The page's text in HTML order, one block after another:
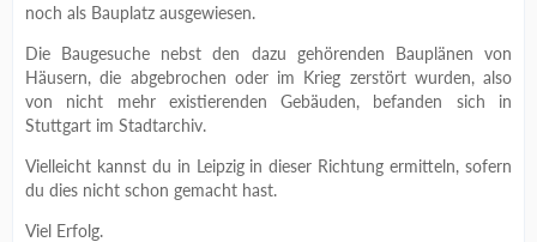
noch als Bauplatz ausgewiesen.
Die Baugesuche nebst den dazu gehörenden Bauplänen von
Häusern, die abgebrochen oder im Krieg zerstört wurden, also
von nicht mehr existierenden Gebäuden, befanden sich in
Stuttgart im Stadtarchiv.
Vielleicht kannst du in Leipzig in dieser Richtung ermitteln, sofern
du dies nicht schon gemacht hast.
Viel Erfolg.